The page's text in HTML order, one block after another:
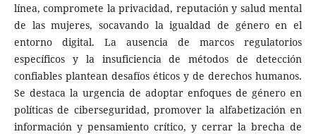
línea, compromete la privacidad, reputación y salud mental
de las mujeres, socavando la igualdad de género en el
entorno digital. La ausencia de marcos regulatorios
específicos y la insuficiencia de métodos de detección
confiables plantean desafíos éticos y de derechos humanos.
Se destaca la urgencia de adoptar enfoques de género en
políticas de ciberseguridad, promover la alfabetización en
información y pensamiento crítico, y cerrar la brecha de